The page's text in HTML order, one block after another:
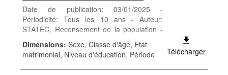
Date de publication: 03/01/2025 -
Périodicité: Tous les 10 ans - Auteur:
STATEC, Recensement de la population -
Catégorie: Population et emploi -
Population - Mots-clés: population, sexe,
âge, nationalité, recensement,
démographie
Dimensions: Sexe, Classe d'âge, Etat
matrimonial, Niveau d'éducation, Période
Télécharger